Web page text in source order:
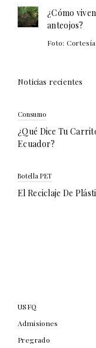
¿Cómo
anteojos?
Foto:
Noticias recientes
Consumo
¿Qué Dice Tu
Ecuador?
Botella PET
El Reciclaje De
USFQ
Admisiones
Pregrado